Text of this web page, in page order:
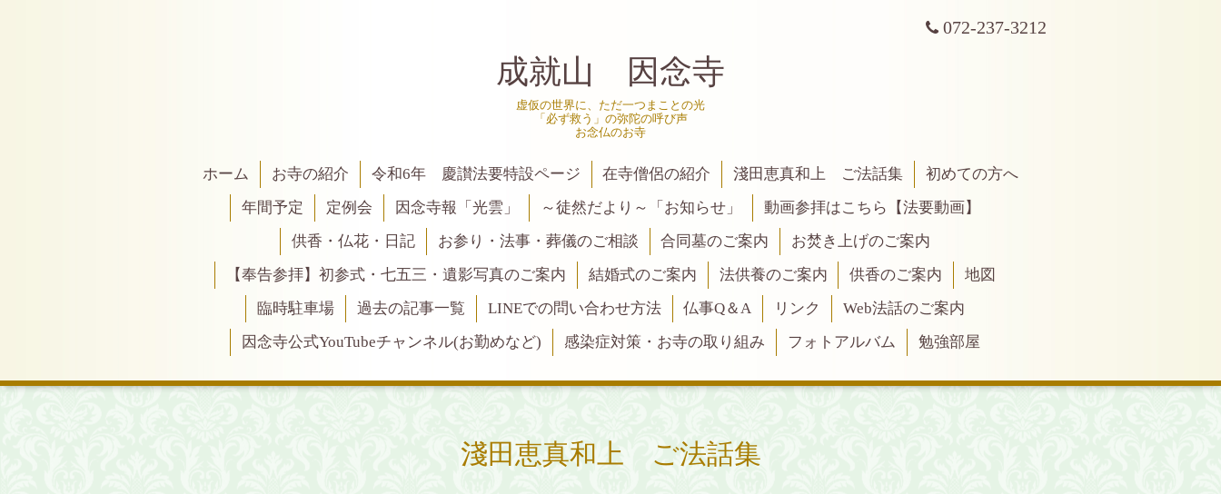
072-237-3212
成就山 因念寺
虚仮の世界に、ただ一つまことの光
「必ず救う」の弥陀の呼び声
お念仏のお寺
ホーム お寺の紹介 令和6年 慶讃法要特設ページ 在寺僧侶の紹介 淺田恵真和上 ご法話集
初めての方へ
年間予定
定例会 因念寺報「光雲」 ～徒然だより～「お知らせ」
動画参拝はこちら【法要動画】
供香・仏花・日記
お参り・法事・葬儀のご相談 合同墓のご案内
お焚き上げのご案内
【奉告参拝】初参式・七五三・遺影写真のご案内
結婚式のご案内 法供養のご案内 供香のご案内
地図
臨時駐車場
過去の記事一覧 LINEでの問い合わせ方法 仏事Q＆A リンク
Web法話のご案内
因念寺公式YouTubeチャンネル(お勤めなど)
感染症対策・お寺の取り組み フォトアルバム 勉強部屋
淺田恵真和上 ご法話集